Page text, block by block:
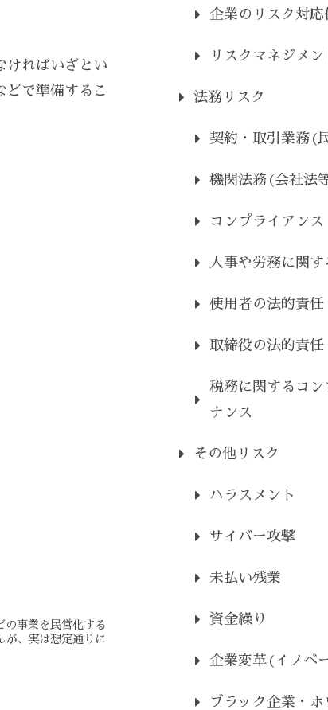
ければいざとい
どで準備するこ
の事業を民営化する
が、実は想定通りに
企業のリスク対応
リスクマネジメン
法務リスク
契約・取引業務(
機関法務(会社法
コンプライアン
人事や労務に関す
使用者の法的責任
取締役の法的責任
税務に関するコ
ナンス
その他リスク
ハラスメント
サイバー攻撃
未払い残業
資金繰り
企業変革(イノベ
ブラック企業・ホ